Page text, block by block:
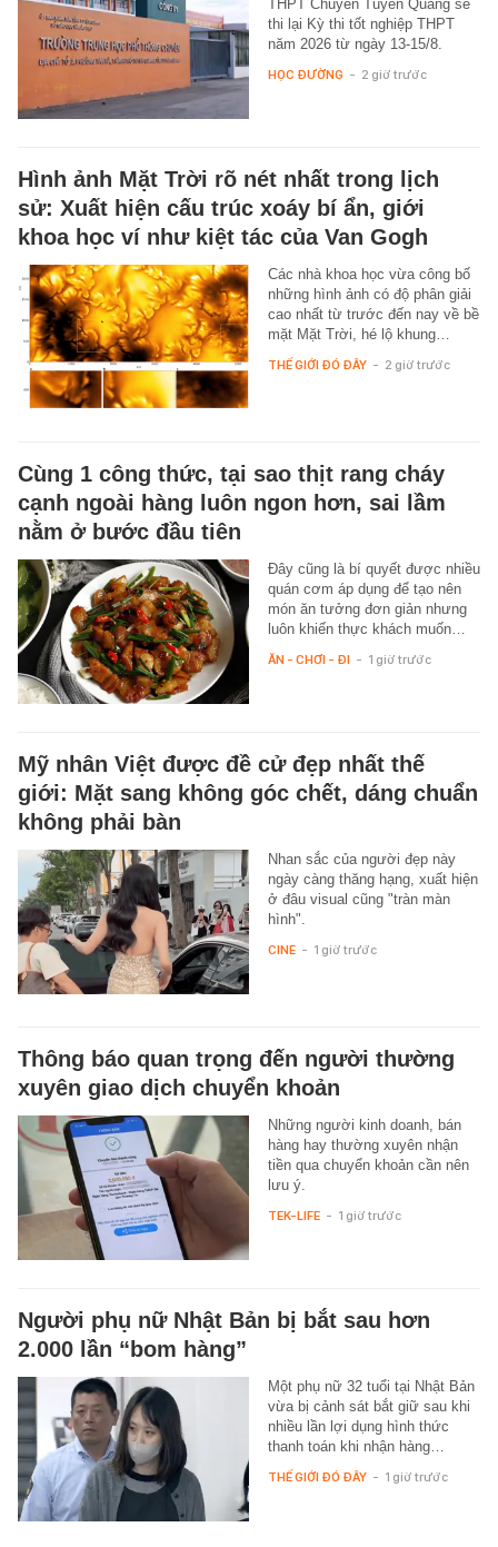
THPT Chuyên Tuyên Quang sẽ
thi lại Kỳ thi tốt nghiệp THPT
năm 2026 từ ngày 13-15/8.
HỌC ĐƯỜNG - 2 giờ trước
Hình ảnh Mặt Trời rõ nét nhất trong lịch
sử: Xuất hiện cấu trúc xoáy bí ẩn, giới
khoa học ví như kiệt tác của Van Gogh
Các nhà khoa học vừa công bố
những hình ảnh có độ phân giải
cao nhất từ trước đến nay về bề
mặt Mặt Trời, hé lộ khung…
THẾ GIỚI ĐÓ ĐÂY - 2 giờ trước
Cùng 1 công thức, tại sao thịt rang cháy
cạnh ngoài hàng luôn ngon hơn, sai lầm
nằm ở bước đầu tiên
Đây cũng là bí quyết được nhiều
quán cơm áp dụng để tạo nên
món ăn tưởng đơn giản nhưng
luôn khiến thực khách muốn…
ĂN - CHƠI - ĐI - 1 giờ trước
Mỹ nhân Việt được đề cử đẹp nhất thế
giới: Mặt sang không góc chết, dáng chuẩn
không phải bàn
Nhan sắc của người đẹp này
ngày càng thăng hạng, xuất hiện
ở đâu visual cũng "tràn màn
hình".
CINE - 1 giờ trước
Thông báo quan trọng đến người thường
xuyên giao dịch chuyển khoản
Những người kinh doanh, bán
hàng hay thường xuyên nhận
tiền qua chuyển khoản cần nên
lưu ý.
TEK-LIFE - 1 giờ trước
Người phụ nữ Nhật Bản bị bắt sau hơn
2.000 lần “bom hàng”
Một phụ nữ 32 tuổi tại Nhật Bản
vừa bị cảnh sát bắt giữ sau khi
nhiều lần lợi dụng hình thức
thanh toán khi nhận hàng…
THẾ GIỚI ĐÓ ĐÂY - 1 giờ trước